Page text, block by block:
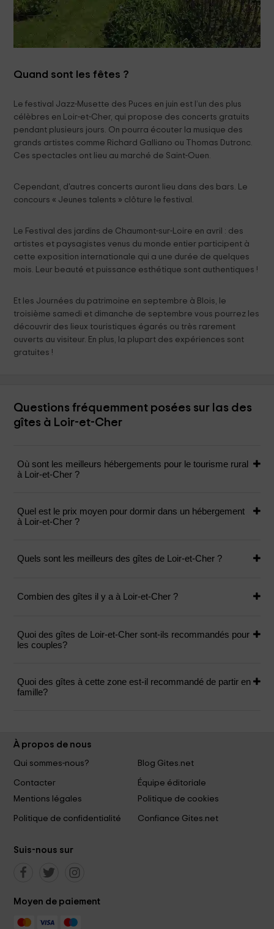
Quand sont les fêtes ?
Le festival Jazz-Musette des Puces en juin est l’un des plus
célèbres en Loir-et-Cher, qui propose des concerts gratuits
pendant plusieurs jours. On pourra écouter la musique des
grands artistes comme Richard Galliano ou Thomas Dutronc.
Ces spectacles ont lieu au marché de Saint-Ouen.
Cependant, d'autres concerts auront lieu dans des bars. Le
concours « Jeunes talents » clôture le festival.
Le Festival des jardins de Chaumont-sur-Loire en avril : des
artistes et paysagistes venus du monde entier participent à
cette exposition internationale qui a une durée de quelques
mois. Leur beauté et puissance esthétique sont authentiques !
Et les Journées du patrimoine en septembre à Blois, le
troisième samedi et dimanche de septembre vous pourrez les
découvrir des lieux touristiques égarés ou très rarement
ouverts au visiteur. En plus, la plupart des expériences sont
gratuites !
Questions fréquemment posées sur las des
gîtes à Loir-et-Cher
Où sont les meilleurs hébergements pour le tourisme rural
à Loir-et-Cher ?
Quel est le prix moyen pour dormir dans un hébergement
à Loir-et-Cher ?
Quels sont les meilleurs des gîtes de Loir-et-Cher ?
Combien des gîtes il y a à Loir-et-Cher ?
Quoi des gîtes de Loir-et-Cher sont-ils recommandés pour
les couples?
Quoi des gîtes à cette zone est-il recommandé de partir en
famille?
À propos de nous
Qui sommes-nous?
Blog Gites.net
Contacter
Équipe éditoriale
Mentions légales
Politique de cookies
Politique de confidentialité Confiance Gites.net
Suis-nous sur
Moyen de paiement